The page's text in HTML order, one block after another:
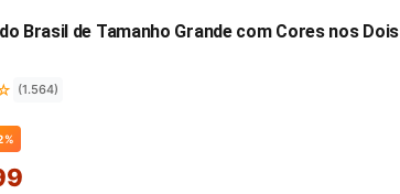
Brasil de Tamanho Grande com Cores nos Dois
(1.564)